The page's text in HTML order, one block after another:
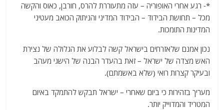
*- רגע אחרי האופוריה – עזה מתעוררת להרס, חורבן, כאוס והקשה
מכל – תחושת הבידוד – הבידוד המדיני והניתוק הכואב מעטיני
המדינות התומכות.
נכון אמנם שלאזרחים בישראל קשה לבלוע את הגלולה של נצירת
האש מצדה של ישראל – זאת בהעדר הבנה של הישגי מעהב
ובעיקר קצרות רואי (שלא באשמתם).
מעריך בזהירות כי ביום שאחרי – ישראל תבקש להתמקד באיום
המטריד והמדוייק יותר.